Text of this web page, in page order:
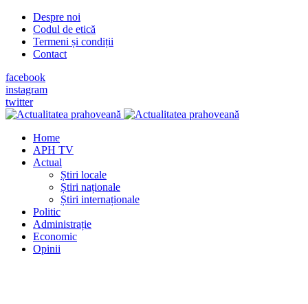
Despre noi
Codul de etică
Termeni și condiții
Contact
facebook
instagram
twitter
Home
APH TV
Actual
Știri locale
Știri naționale
Știri internaționale
Politic
Administrație
Economic
Opinii